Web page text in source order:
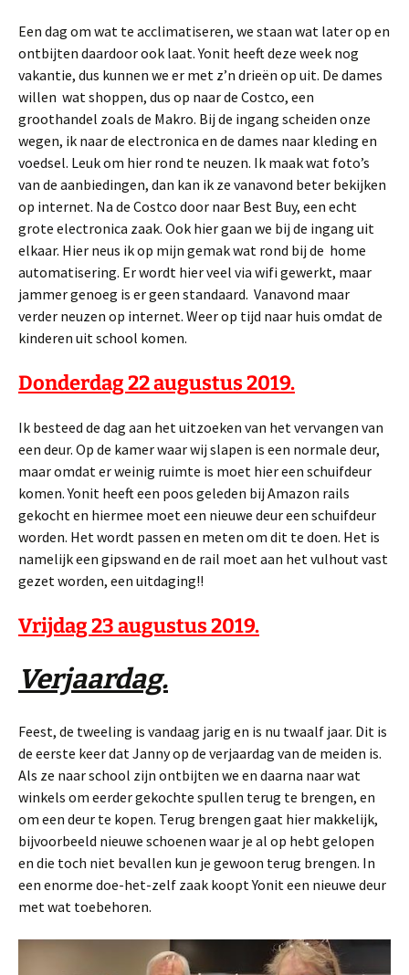
Een dag om wat te acclimatiseren, we staan wat later op en
ontbijten daardoor ook laat. Yonit heeft deze week nog
vakantie, dus kunnen we er met z’n drieën op uit. De dames
willen wat shoppen, dus op naar de Costco, een
groothandel zoals de Makro. Bij de ingang scheiden onze
wegen, ik naar de electronica en de dames naar kleding en
voedsel. Leuk om hier rond te neuzen. Ik maak wat foto’s
van de aanbiedingen, dan kan ik ze vanavond beter bekijken
op internet. Na de Costco door naar Best Buy, een echt
grote electronica zaak. Ook hier gaan we bij de ingang uit
elkaar. Hier neus ik op mijn gemak wat rond bij de home
automatisering. Er wordt hier veel via wifi gewerkt, maar
jammer genoeg is er geen standaard. Vanavond maar
verder neuzen op internet. Weer op tijd naar huis omdat de
kinderen uit school komen.
Donderdag 22 augustus 2019.
Ik besteed de dag aan het uitzoeken van het vervangen van
een deur. Op de kamer waar wij slapen is een normale deur,
maar omdat er weinig ruimte is moet hier een schuifdeur
komen. Yonit heeft een poos geleden bij Amazon rails
gekocht en hiermee moet een nieuwe deur een schuifdeur
worden. Het wordt passen en meten om dit te doen. Het is
namelijk een gipswand en de rail moet aan het vulhout vast
gezet worden, een uitdaging!!
Vrijdag 23 augustus 2019.
Verjaardag.
Feest, de tweeling is vandaag jarig en is nu twaalf jaar. Dit is
de eerste keer dat Janny op de verjaardag van de meiden is.
Als ze naar school zijn ontbijten we en daarna naar wat
winkels om eerder gekochte spullen terug te brengen, en
om een deur te kopen. Terug brengen gaat hier makkelijk,
bijvoorbeeld nieuwe schoenen waar je al op hebt gelopen
en die toch niet bevallen kun je gewoon terug brengen. In
een enorme doe-het-zelf zaak koopt Yonit een nieuwe deur
met wat toebehoren.